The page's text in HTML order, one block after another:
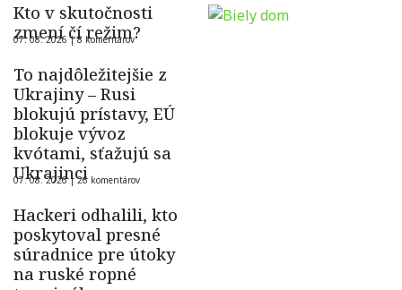
Kto v skutočnosti
zmení čí režim?
07. 08. 2026 |8 komentárov
To najdôležitejšie z
Ukrajiny – Rusi
blokujú prístavy, EÚ
blokuje vývoz
kvótami, sťažujú sa
Ukrajinci
07. 08. 2026 |26 komentárov
Hackeri odhalili, kto
poskytoval presné
súradnice pre útoky
na ruské ropné